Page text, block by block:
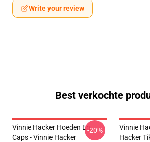
Write your review
Best verkochte
Vinnie Hacker Hoeden En
Caps - Vinnie Hacker
-20%
Vinnie
Hacker